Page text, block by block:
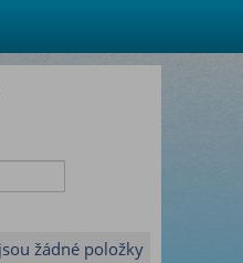
žádné položky